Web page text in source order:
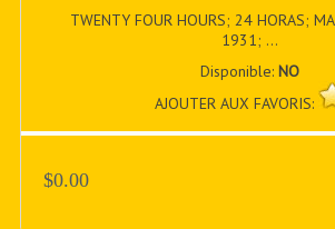
TWENTY FOUR HOURS; 24 HORAS;
1931; ...
Disponible:NO
AJOUTER AUX FAVORIS:
$0.00